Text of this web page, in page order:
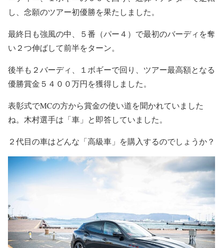
し、念願のツアー初優勝を果たしました。
最終日も強風の中、５番（パー４）で最初のバーディを奪
い２つ伸ばして前半をターン。
後半も２バーディ、１ボギーで回り、ツアー最高額となる
優勝賞金５４００万円を獲得しました。
表彰式でMCの方から賞金の使い道を聞かれていました
ね。木村選手は「車」と即答していました。
２代目の車はどんな「高級車」を購入するのでしょうか？